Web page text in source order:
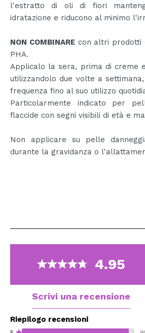
l'estratto di oli di fiori
idratazione e riducono al minimo
NON COMBINAREcon altri prodotti
PHA.
Applicalo la sera, prima di creme
utilizzandolo due volte a
frequenza fino al suo utilizzo
Particolarmente indicato per
flaccide con segni visibili di età e
Non applicare su pelle
durante la gravidanza o
4.95
Scrivi una recensione
Riepilogo recensioni